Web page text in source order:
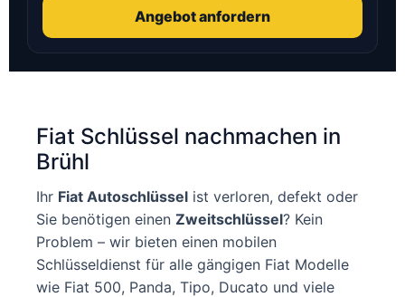
Angebot anfordern
Fiat Schlüssel nachmachen in
Brühl
Ihr Fiat Autoschlüssel ist verloren, defekt oder
Sie benötigen einen Zweitschlüssel? Kein
Problem – wir bieten einen mobilen
Schlüsseldienst für alle gängigen Fiat Modelle
wie Fiat 500, Panda, Tipo, Ducato und viele